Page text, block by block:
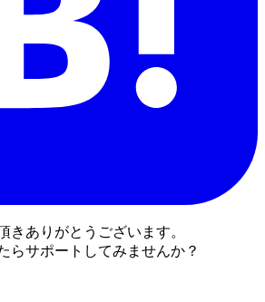
きありがとうございます。
らサポートしてみませんか？